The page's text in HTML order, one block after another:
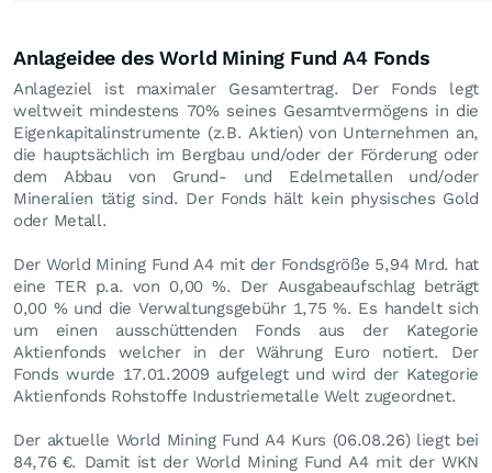
Anlageidee des World Mining Fund A4 Fonds
Anlageziel ist maximaler Gesamtertrag. Der Fonds legt
weltweit mindestens 70% seines Gesamtvermögens in die
Eigenkapitalinstrumente (z.B. Aktien) von Unternehmen an,
die hauptsächlich im Bergbau und/oder der Förderung oder
dem Abbau von Grund- und Edelmetallen und/oder
Mineralien tätig sind. Der Fonds hält kein physisches Gold
oder Metall.
Der World Mining Fund A4 mit der Fondsgröße 5,94 Mrd. hat
eine TER p.a. von 0,00 %. Der Ausgabeaufschlag beträgt
0,00 % und die Verwaltungsgebühr 1,75 %. Es handelt sich
um einen ausschüttenden Fonds aus der Kategorie
Aktienfonds welcher in der Währung Euro notiert. Der
Fonds wurde 17.01.2009 aufgelegt und wird der Kategorie
Aktienfonds Rohstoffe Industriemetalle Welt zugeordnet.
Der aktuelle World Mining Fund A4 Kurs (06.08.26) liegt bei
84,76 €. Damit ist der World Mining Fund A4 mit der WKN